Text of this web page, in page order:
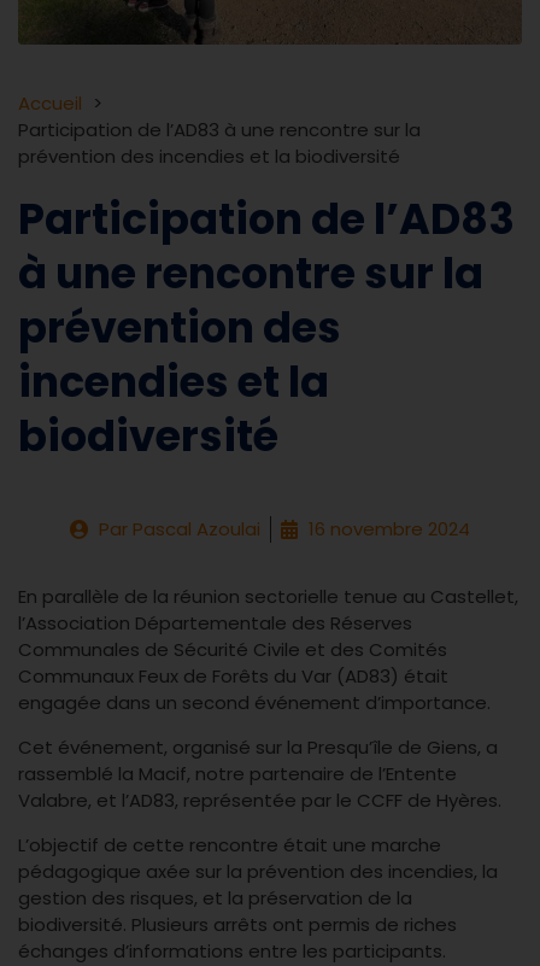
Accueil
Participation de l’AD83 à une rencontre sur la
prévention des incendies et la biodiversité
Participation de l’AD83
à une rencontre sur la
prévention des
incendies et la
biodiversité
Par Pascal Azoulai 16 novembre 2024
En parallèle de la réunion sectorielle tenue au Castellet,
l’Association Départementale des Réserves
Communales de Sécurité Civile et des Comités
Communaux Feux de Forêts du Var (AD83) était
engagée dans un second événement d’importance.
Cet événement, organisé sur la Presqu’île de Giens, a
rassemblé la Macif, notre partenaire de l’Entente
Valabre, et l’AD83, représentée par le CCFF de Hyères.
L’objectif de cette rencontre était une marche
pédagogique axée sur la prévention des incendies, la
gestion des risques, et la préservation de la
biodiversité. Plusieurs arrêts ont permis de riches
échanges d’informations entre les participants.